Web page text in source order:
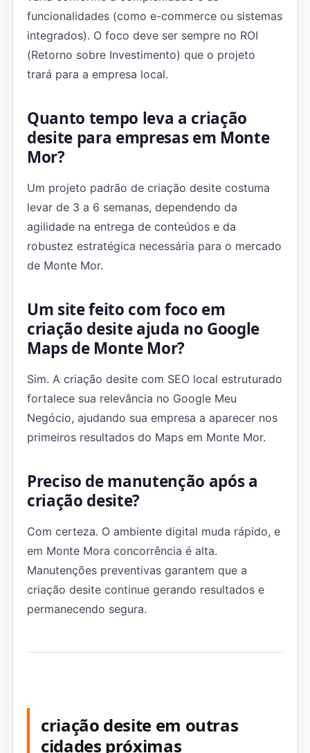
funcionalidades (como e-commerce ou sistemas
integrados). O foco deve ser sempre no ROI
(Retorno sobre Investimento) que o projeto
trará para a empresa local.
Quanto tempo leva a criação
desite para empresas em Monte
Mor?
Um projeto padrão de criação desite costuma
levar de 3 a 6 semanas, dependendo da
agilidade na entrega de conteúdos e da
robustez estratégica necessária para o mercado
de Monte Mor.
Um site feito com foco em
criação desite ajuda no Google
Maps de Monte Mor?
Sim. A criação desite com SEO local estruturado
fortalece sua relevância no Google Meu
Negócio, ajudando sua empresa a aparecer nos
primeiros resultados do Maps em Monte Mor.
Preciso de manutenção após a
criação desite?
Com certeza. O ambiente digital muda rápido, e
em Monte Mora concorrência é alta.
Manutenções preventivas garantem que a
criação desite continue gerando resultados e
permanecendo segura.
criação desite em outras
cidades próximas